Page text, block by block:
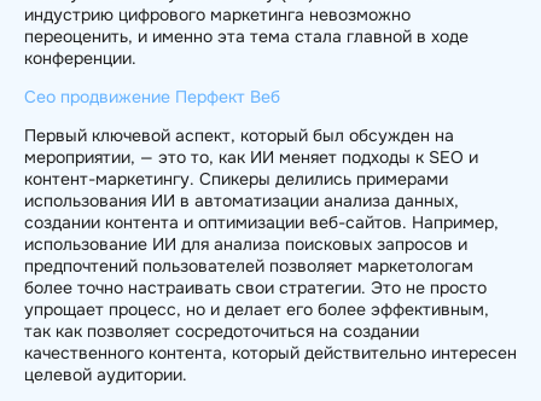
индустрию цифрового маркетинга невозможно
переоценить, и именно эта тема стала главной в ходе
конференции.
Сео продвижение Перфект Веб
Первый ключевой аспект, который был обсужден на
мероприятии, — это то, как ИИ меняет подходы к SEO и
контент-маркетингу. Спикеры делились примерами
использования ИИ в автоматизации анализа данных,
создании контента и оптимизации веб-сайтов. Например,
использование ИИ для анализа поисковых запросов и
предпочтений пользователей позволяет маркетологам
более точно настраивать свои стратегии. Это не просто
упрощает процесс, но и делает его более эффективным,
так как позволяет сосредоточиться на создании
качественного контента, который действительно интересен
целевой аудитории.